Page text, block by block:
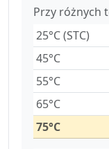
Przy różnych
25°C (STC)
45°C
55°C
65°C
75°C